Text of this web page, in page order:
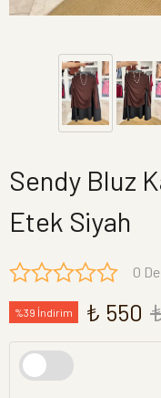
Sendy Bluz
Etek Siyah
0
%39 İndirim ₺ 550